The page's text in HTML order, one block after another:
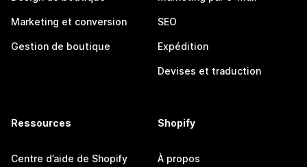
Marketing et conversion
Gestion de boutique
SEO
Expédition
Devises et traduction
Ressources
Centre d’aide de Shopify
Shopify
À propos